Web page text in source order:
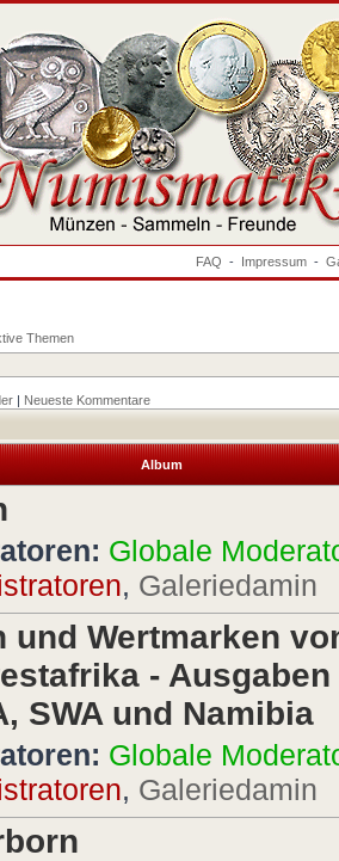
FAQ - Impressum -
Themen
| Neueste Kommentare
Album
Globale
, Galeriedamin
und Wertmarken
-
SWA und Namibia
Globale
, Galeriedamin